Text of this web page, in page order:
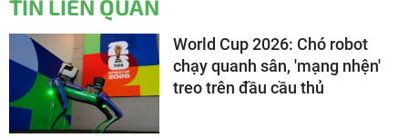
TIN LIÊN QUAN
World Cup 2026: Chó robot
chạy quanh sân, 'mạng nhện'
treo trên đầu cầu thủ